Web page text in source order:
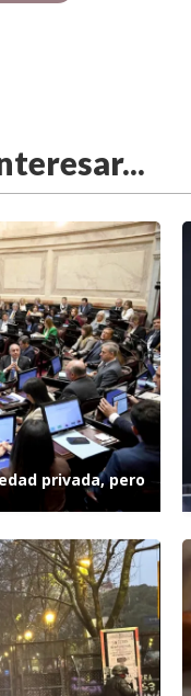
privada, pero